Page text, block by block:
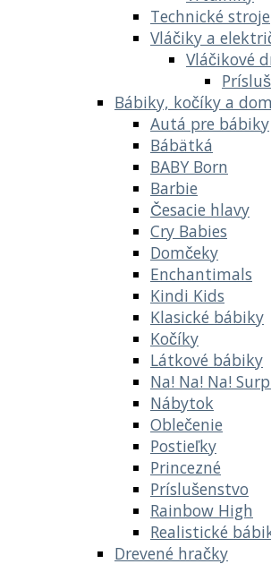
Technické stroje
Vláčiky a
Vláčikové
Bábiky, kočíky a
Autá pre bábiky
Bábätká
BABY Born
Barbie
Česacie hlavy
Cry Babies
Domčeky
Enchantimals
Kindi Kids
Klasické bábiky
Kočíky
Látkové bábiky
Na! Na! Na!
Nábytok
Oblečenie
Postieľky
Princezné
Príslušenstvo
Rainbow High
Realistické
Drevené hračky